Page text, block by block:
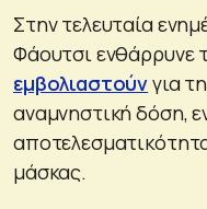
Στην τελευταία
Φάουτσι ενθάρρυνε
εμβολιαστούνγια
αναμνηστική δόση,
μάσκας.